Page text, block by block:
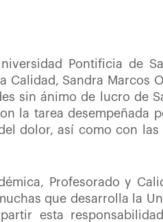
Pontificia de
Calidad, Sandra Marcos
sin ánimo de lucro de
la tarea desempeñada
dolor, así como con las
Profesorado y
que desarrolla la
esta